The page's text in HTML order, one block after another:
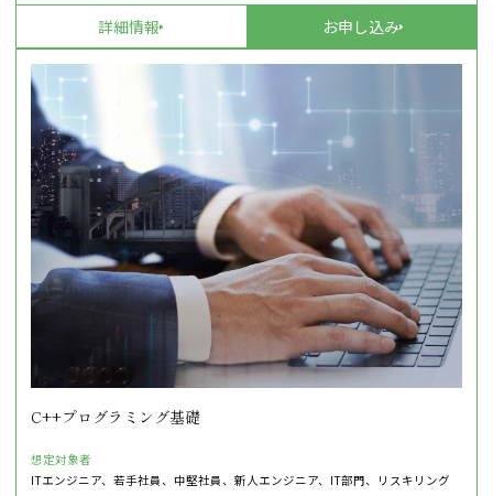
詳細情報 お申し込み
C++プログラミング基礎
想定対象者
ITエンジニア、若手社員、中堅社員、新人エンジニア、IT部門、リスキリング